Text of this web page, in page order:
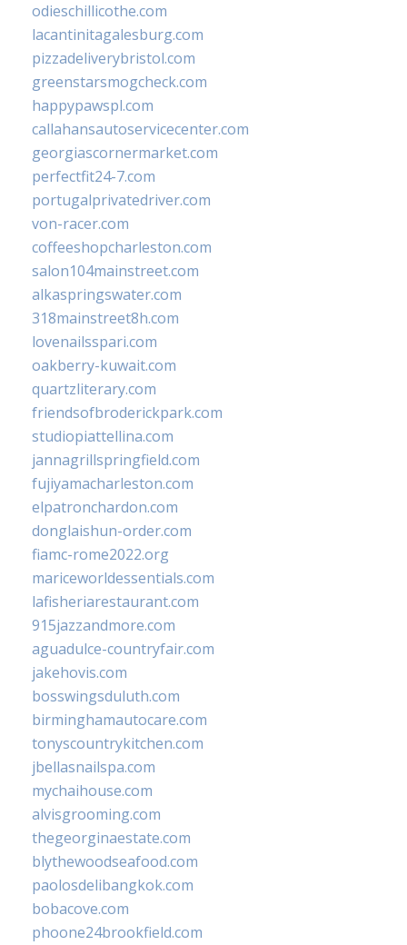
odieschillicothe.com
lacantinitagalesburg.com
pizzadeliverybristol.com
greenstarsmogcheck.com
happypawspl.com
callahansautoservicecenter.com
georgiascornermarket.com
perfectfit24-7.com
portugalprivatedriver.com
von-racer.com
coffeeshopcharleston.com
salon104mainstreet.com
alkaspringswater.com
318mainstreet8h.com
lovenailsspari.com
oakberry-kuwait.com
quartzliterary.com
friendsofbroderickpark.com
studiopiattellina.com
jannagrillspringfield.com
fujiyamacharleston.com
elpatronchardon.com
donglaishun-order.com
fiamc-rome2022.org
mariceworldessentials.com
lafisheriarestaurant.com
915jazzandmore.com
aguadulce-countryfair.com
jakehovis.com
bosswingsduluth.com
birminghamautocare.com
tonyscountrykitchen.com
jbellasnailspa.com
mychaihouse.com
alvisgrooming.com
thegeorginaestate.com
blythewoodseafood.com
paolosdelibangkok.com
bobacove.com
phoone24brookfield.com